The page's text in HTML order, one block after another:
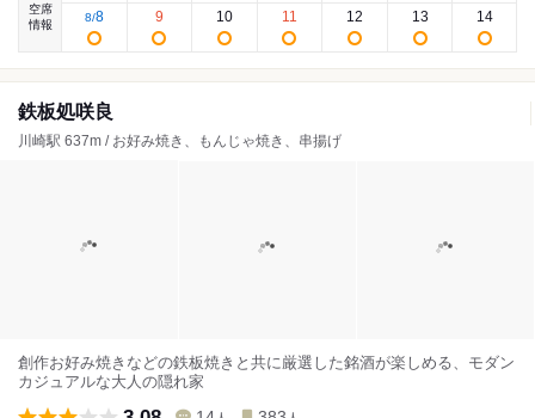
空席
情報
8/8 9 10 11 12 13 14
鉄板処咲良
川崎駅 637m / お好み焼き、もんじゃ焼き、串揚げ
創作お好み焼きなどの鉄板焼きと共に厳選した銘酒が楽しめる、モダン
カジュアルな大人の隠れ家